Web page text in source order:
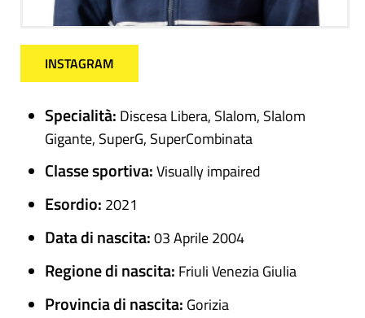
INSTAGRAM
Specialità: Discesa Libera, Slalom, Slalom
Gigante, SuperG, SuperCombinata
Classe sportiva:Visually impaired
Esordio: 2021
Data di nascita:03 Aprile 2004
Regione di nascita: Friuli Venezia Giulia
Provincia di nascita: Gorizia